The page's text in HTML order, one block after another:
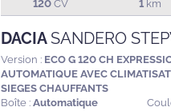
120 CV 1 km
DACIASANDERO
Version : ECO G 120 CH
AUTOMATIQUE AVEC
SIEGES CHAUFFANTS
Boîte : Automatique